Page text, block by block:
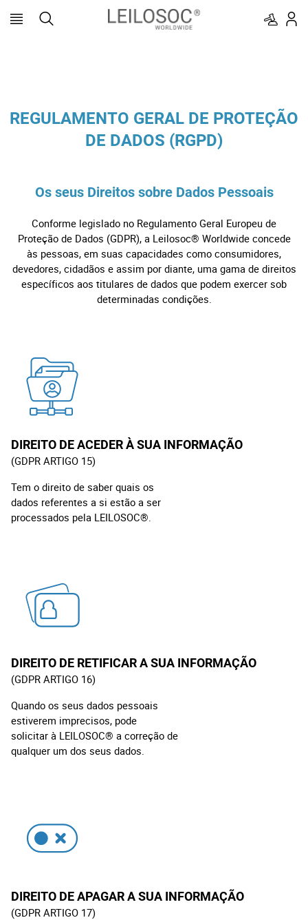
REGULAMENTO GERAL DE PROTEÇÃO
DE DADOS (RGPD)
Os seus Direitos sobre Dados Pessoais
Conforme legislado no Regulamento Geral Europeu de
Proteção de Dados (GDPR), a Leilosoc® Worldwide concede
às pessoas, em suas capacidades como consumidores,
devedores, cidadãos e assim por diante, uma gama de direitos
específicos aos titulares de dados que podem exercer sob
determinadas condições.
DIREITO DE ACEDER À SUA INFORMAÇÃO
(GDPR ARTIGO 15)
Tem o direito de saber quais os
dados referentes a si estão a ser
processados pela LEILOSOC®.
DIREITO DE RETIFICAR A SUA INFORMAÇÃO
(GDPR ARTIGO 16)
Quando os seus dados pessoais
estiverem imprecisos, pode
solicitar à LEILOSOC® a correção de
qualquer um dos seus dados.
DIREITO DE APAGAR A SUA INFORMAÇÃO
(GDPR ARTIGO 17)